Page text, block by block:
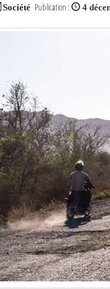
Société Publication : 4